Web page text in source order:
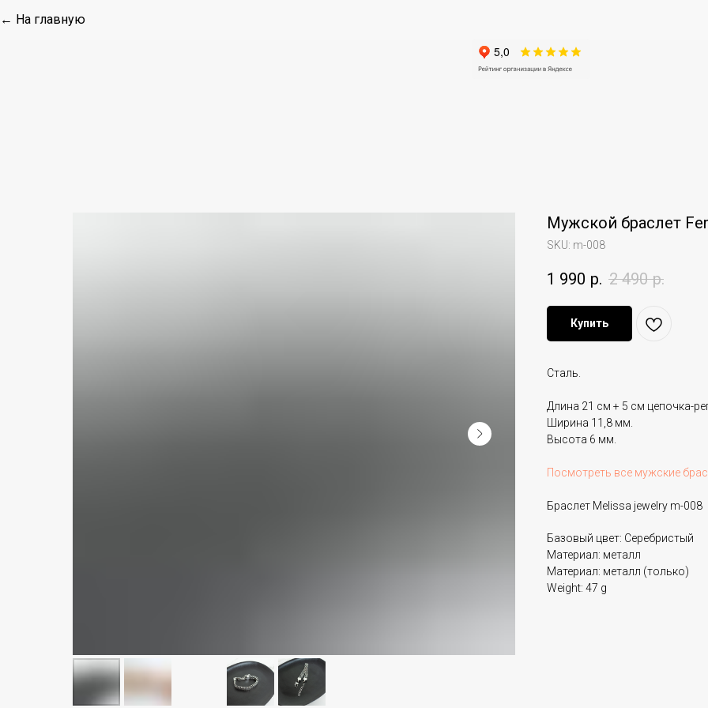
← На главную
Мужской браслет
SKU: m-008
1 990 р. 2 490 р.
Купить
Сталь.
Длина 21 см + 5 см цепочка-
Ширина 11,8 мм.
Высота 6 мм.
Посмотреть все мужские
Браслет Melissa jewelry m-008
Базовый цвет: Серебристый
Материал: металл
Материал: металл (только)
Weight: 47 g